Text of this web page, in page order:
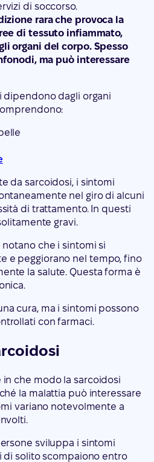
di soccorso.
rara che provoca la
di tessuto infiammato,
organi del corpo. Spesso
ma può interessare
dipendono dagli organi
da sarcoidosi, i sintomi
nel giro di alcuni
di trattamento. In questi
gravi.
che i sintomi si
e peggiorano nel tempo, fino
la salute. Questa forma è
cura, ma i sintomi possono
con farmaci.
che modo la sarcoidosi
la malattia può interessare
variano notevolmente a
sviluppa i sintomi
di solito scompaiono entro